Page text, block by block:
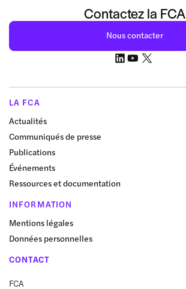
Contactez la FCA
Nous contacter
LA FCA
Actualités
Communiqués de presse
Publications
Événements
Ressources et documentation
INFORMATION
Mentions légales
Données personnelles
CONTACT
FCA